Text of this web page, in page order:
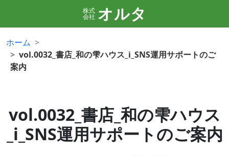
株式
会社 オルタ
ホーム
vol.0032_書店_和の雫ハウス_i_SNS運用サポートのご
案内
vol.0032_書店_和の雫ハウス
_i_SNS運用サポートのご案内